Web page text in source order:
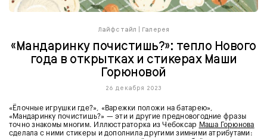
Лайфстайл Галерея
«Мандаринку почистишь?»: тепло Нового
года в открытках и стикерах Маши
Горюновой
26 декабря 2023
«Ёлочные игрушки где?», «Варежки положи на батарею»,
«Мандаринку почистишь?» — эти и другие предновогодние фразы
точно знакомы многим. Иллюстраторка из Чебоксар Маша Горюнова
сделала с ними стикеры и дополнила другими зимними атрибутами: